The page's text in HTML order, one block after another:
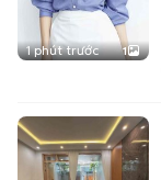
1 phút trước 1